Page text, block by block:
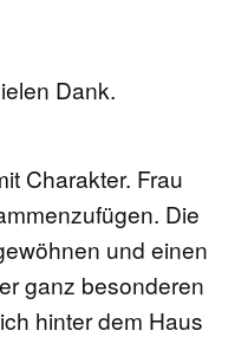
Dank.
Charakter. Frau
Die
und einen
ganz besonderen
hinter dem Haus